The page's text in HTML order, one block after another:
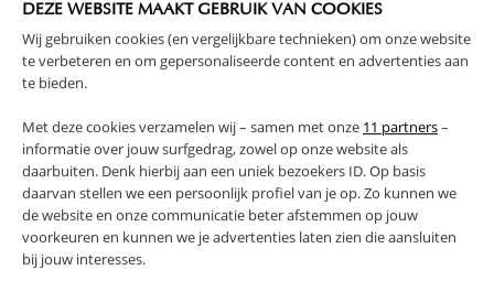
DEZE WEBSITE MAAKT GEBRUIK VAN COOKIES
Wij gebruiken cookies (en vergelijkbare technieken) om onze website
te verbeteren en om gepersonaliseerde content en advertenties aan
te bieden.
Met deze cookies verzamelen wij – samen met onze 11 partners–
informatie over jouw surfgedrag, zowel op onze website als
daarbuiten. Denk hierbij aan een uniek bezoekers ID. Op basis
daarvan stellen we een persoonlijk profiel van je op. Zo kunnen we
de website en onze communicatie beter afstemmen op jouw
voorkeuren en kunnen we je advertenties laten zien die aansluiten
bij jouw interesses.
PROS AND CONS
FAQ
RETURNS